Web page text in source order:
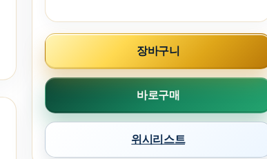
바로구매
장바구니
위시리스트